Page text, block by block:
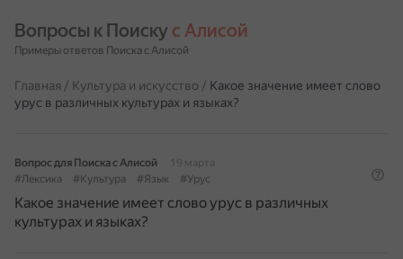
Вопросы к Поиску с Алисой
Примеры ответов Поиска с Алисой
Главная / Культура и искусство / Какое значение имеет слово
урус в различных культурах и языках?
Вопрос для Поиска с Алисой
19 марта
#Лексика
#Культура #Язык #Урус
Какое значение имеет слово урус в различных
культурах и языках?